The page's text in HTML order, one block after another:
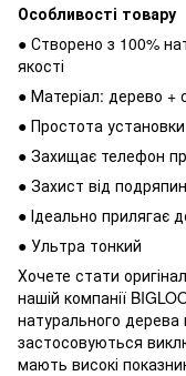
Особливості товару
● Створено з 100%
якості
● Матеріал: дерево +
● Простота установки
● Захищає телефон
● Захист від подряпин
● Ідеально прилягає
● Ультра тонкий
Хочете стати
нашій компанії
натурального дерева
застосовуються
мають високі